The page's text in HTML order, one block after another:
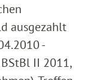
ausgezahlt
-
II 2011,